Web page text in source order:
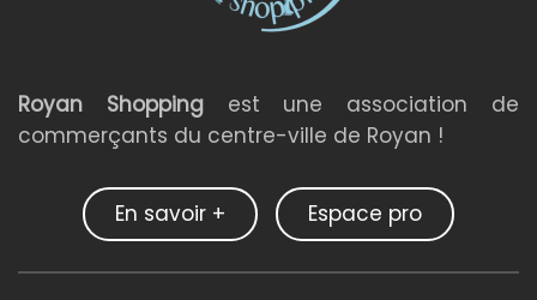
Royan Shopping est une association de
commerçants du centre-ville de Royan !
En savoir + Espace pro